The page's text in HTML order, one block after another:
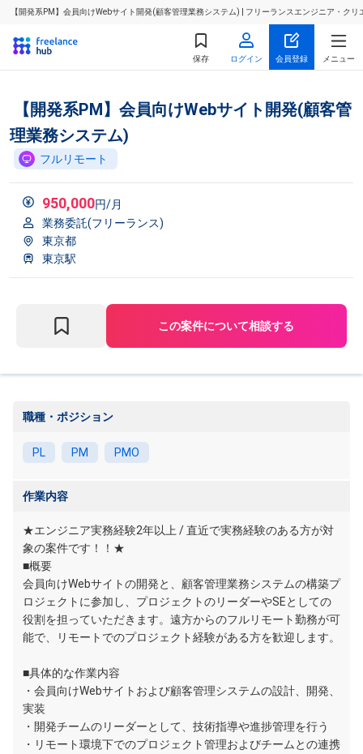
【開発系PM】会員向けWebサイト開発(顧客管理業務システム) | フリーランスエンジニア・ク
保存 ログイン 会員登録 メニュー
【開発系PM】会員向けWebサイト開発(顧客管
理業務システム)
フルリモート
950,000円/月
業務委託(フリーランス)
東京都
東京駅
この案件について相談する
職種・ポジション
PL PM PMO
作業内容
★エンジニア実務経験2年以上 / 直近で実務経験のある方が対
象の案件です！！★
■概要
会員向けWebサイトの開発と、顧客管理業務システムの構築プ
ロジェクトに参加し、プロジェクトのリーダーやSEとしての
役割を担っていただきます。遠方からのフルリモート勤務が可
能で、リモートでのプロジェクト経験がある方を歓迎します。
■具体的な作業内容
・会員向けWebサイトおよび顧客管理システムの設計、開発、
実装
・開発チームのリーダーとして、技術指導や進捗管理を行う
・リモート環境下でのプロジェクト管理およびチームとの連携